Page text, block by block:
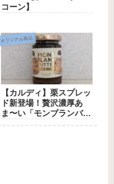
コーン】
オリジナル商品
【カルディ】栗スプレッ
ド新登場！贅沢濃厚あ
ま〜い「モンブランバタ